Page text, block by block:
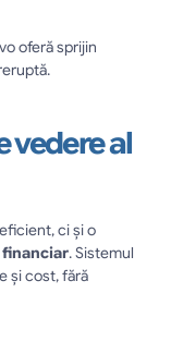
oferă sprijin
vedere al
financiar. Sistemul
și cost, fără